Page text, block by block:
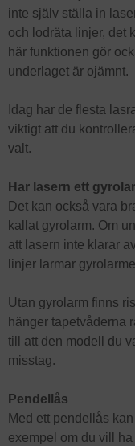
inte själv ställa in
och lodräta linjer, det
här funktionen gör
underlaget är ojämnt.
Idag har de flesta
viktigt att du
valt.
Har lasern ett
Det kan också vara
kallat gyrolarm. Om
att lasern inte klarar
linjer larmar
Utan gyrolarm finns
hänger tapetvåderna
till att den modell du
misstag.
Pendellås
Med ett pendellås
exempel om du vill